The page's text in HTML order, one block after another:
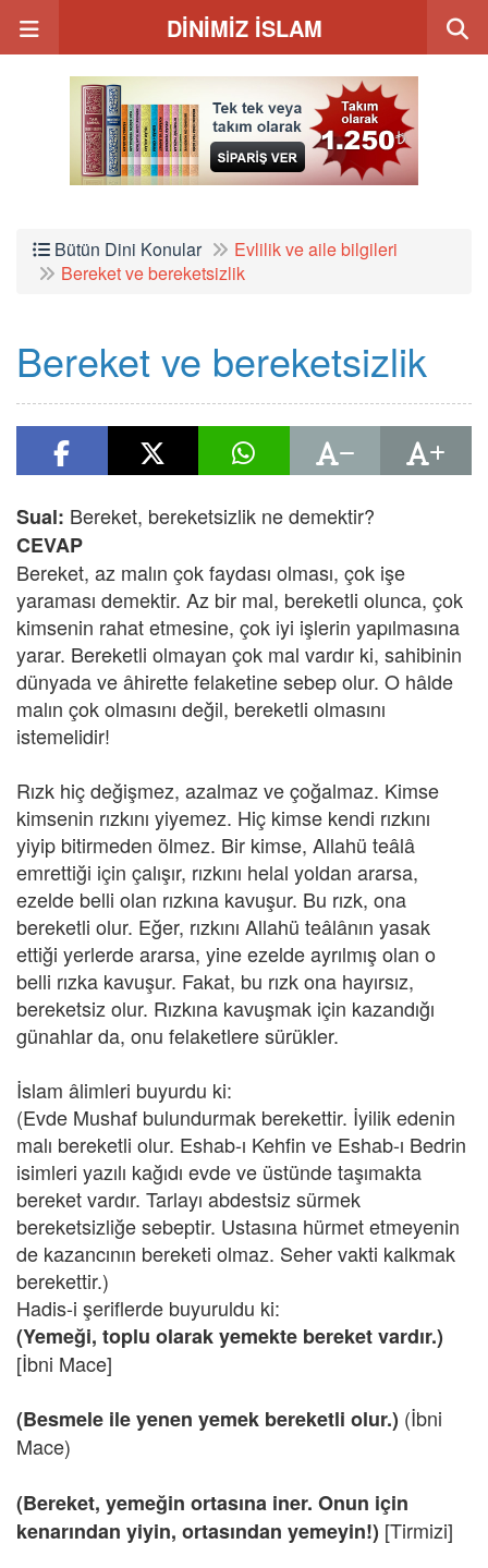
DİNİMİZ İSLAM
Bütün Dini Konular
Evlilik ve aile bilgileri
Bereket ve bereketsizlik
Bereket ve bereketsizlik
Sual: Bereket, bereketsizlik ne demektir?
CEVAP
Bereket, az malın çok faydası olması, çok işe
yaraması demektir. Az bir mal, bereketli olunca, çok
kimsenin rahat etmesine, çok iyi işlerin yapılmasına
yarar. Bereketli olmayan çok mal vardır ki, sahibinin
dünyada ve âhirette felaketine sebep olur. O hâlde
malın çok olmasını değil, bereketli olmasını
istemelidir!
Rızk hiç değişmez, azalmaz ve çoğalmaz. Kimse
kimsenin rızkını yiyemez. Hiç kimse kendi rızkını
yiyip bitirmeden ölmez. Bir kimse, Allahü teâlâ
emrettiği için çalışır, rızkını helal yoldan ararsa,
ezelde belli olan rızkına kavuşur. Bu rızk, ona
bereketli olur. Eğer, rızkını Allahü teâlânın yasak
ettiği yerlerde ararsa, yine ezelde ayrılmış olan o
belli rızka kavuşur. Fakat, bu rızk ona hayırsız,
bereketsiz olur. Rızkına kavuşmak için kazandığı
günahlar da, onu felaketlere sürükler.
İslam âlimleri buyurdu ki:
(Evde Mushaf bulundurmak berekettir. İyilik edenin
malı bereketli olur. Eshab-ı Kehfin ve Eshab-ı Bedrin
isimleri yazılı kağıdı evde ve üstünde taşımakta
bereket vardır. Tarlayı abdestsiz sürmek
bereketsizliğe sebeptir. Ustasına hürmet etmeyenin
de kazancının bereketi olmaz. Seher vakti kalkmak
berekettir.)
Hadis-i şeriflerde buyuruldu ki:
(Yemeği, toplu olarak yemekte bereket vardır.)
[İbni Mace]
(Besmele ile yenen yemek bereketli olur.) (İbni
Mace)
(Bereket, yemeğin ortasına iner. Onun için
kenarından yiyin, ortasından yemeyin!) [Tirmizi]